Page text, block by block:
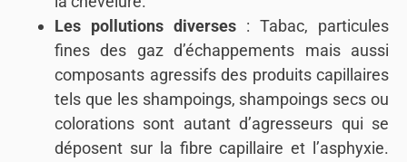
Les pollutions diverses : Tabac, particules
fines des gaz d’échappements mais aussi
composants agressifs des produits capillaires
tels que les shampoings, shampoings secs ou
colorations sont autant d’agresseurs qui se
déposent sur la fibre capillaire et l’asphyxie.